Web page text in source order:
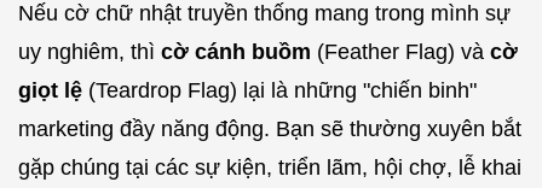
Nếu cờ chữ nhật truyền thống mang trong mình sự
uy nghiêm, thì cờ cánh buồm (Feather Flag) và cờ
giọt lệ (Teardrop Flag) lại là những "chiến binh"
marketing đầy năng động. Bạn sẽ thường xuyên bắt
gặp chúng tại các sự kiện, triển lãm, hội chợ, lễ khai